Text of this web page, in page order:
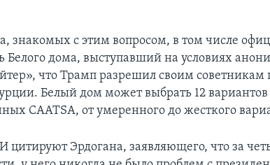
знакомых с этим вопросом, в том числе
Белого дома, выступавший на условиях
что Трамп разрешил своим
Белый дом может выбрать 12
CAATSA, от умеренного до жесткого
цитируют Эрдогана, заявляющего, что за